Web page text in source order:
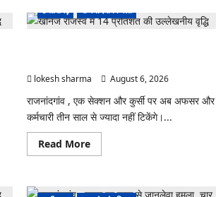
छत्तीसगढ़ राजनांदगांव जिला
lokesh sharma
August 6, 2026
राजनांदगांव , एक सेक्शन और कुर्सी पर अब अफसर और
कर्मचारी तीन साल से ज्यादा नहीं टिकेंगे।...
Read MoreRead
more
कुर्सी